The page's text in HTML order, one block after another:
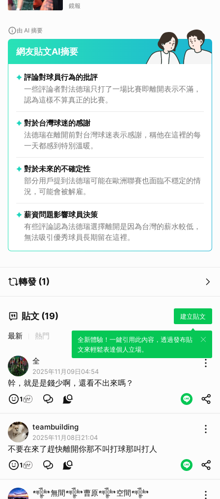
鏡報
由 AI 摘要
網友貼文AI摘要
評論對球員行為的批評
一些評論者對法德瑞只打了一場比賽即離開表示不滿，
認為這樣不算真正的比賽。
對於台灣球迷的感謝
法德瑞在離開前對台灣球迷表示感謝，稱他在這裡的每
一天都感到特別溫暖。
對於未來的不確定性
部分用戶提到法德瑞可能在歐洲聯賽也面臨不穩定的情
況，可能會被解雇。
薪資問題影響球員決策
有些評論認為法德瑞選擇離開是因為台灣的薪水較低，
無法吸引優秀球員長期留在這裡。
轉發 (1)
貼文 (19) 建立貼文
全新體驗！一鍵引用此內容，透過發布貼
文來輕鬆表達個人立場。
最新 熱門
全
2025年11月09日04:54
幹，就是是錢少啊，還看不出來嗎？
1
teambuilding
2025年11月08日21:04
不要在來了趕快離開你那不叫打球那叫打人
1
𒀱無間𒀱曹原𒀱空間𒀱